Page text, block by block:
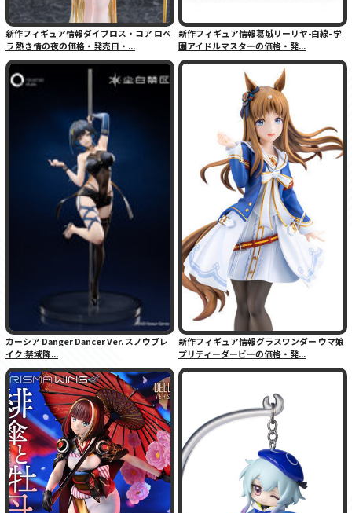
新作フィギュア情報ダイブロス・コア ロベ
ラ 熱き情の夜の価格・発売日・...
新作フィギュア情報葛城リーリヤ-白線- 学
園アイドルマスターの価格・発...
カーシア Danger Dancer Ver. スノウブレ
イク:禁域降...
新作フィギュア情報グラスワンダー ウマ娘
プリティーダービーの価格・発...